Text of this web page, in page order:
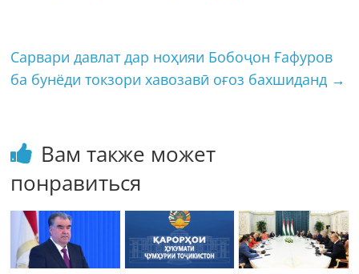
Сарвари давлат дар ноҳияи Бобоҷон Ғафуров
ба бунёди токзори хавозавӣ оғоз бахшиданд →
Вам также может
понравиться